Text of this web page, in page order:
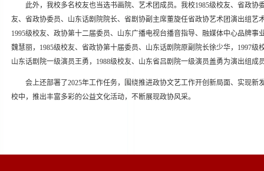
此外，我校多名校友也当选书画院、艺术团成员。我校1985级校友、省政
友、省政协委员、山东话剧院院长、省剧协副主席董旋任省政协艺术团演出组
1995级校友、政协第十二届委员、山东广播电视台播音指导、融媒体中心品牌
魏慧丽，1985级校友、省政协第十届委员、山东话剧院原副院长徐少华，1997
山东话剧院一级演员王勇，1988级校友、山东省吕剧院一级演员盖勇为演出组
会上还部署了2025年工作任务，围绕推进政协文艺工作开创新局面、实现
校中，推出丰富多彩的公益文化活动，不断展现政协风采。